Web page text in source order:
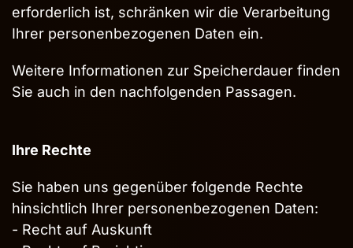
erforderlich ist, schränken wir die Verarbeitung
Ihrer personenbezogenen Daten ein.
Weitere Informationen zur Speicherdauer finden
Sie auch in den nachfolgenden Passagen.
Ihre Rechte
Sie haben uns gegenüber folgende Rechte
hinsichtlich Ihrer personenbezogenen Daten:
- Recht auf Auskunft